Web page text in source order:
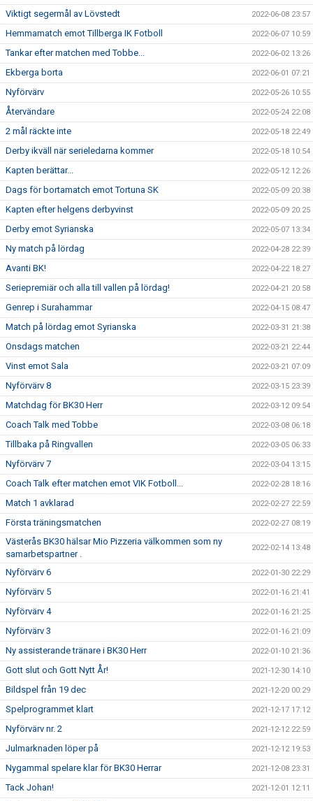
Viktigt segermål av Lövstedt 2022-06-08 23:57
Hemmamatch emot Tillberga IK Fotboll 2022-06-07 10:59
Tankar efter matchen med Tobbe... 2022-06-02 13:26
Ekberga borta 2022-06-01 07:21
Nyförvärv 2022-05-26 10:55
Återvändare 2022-05-24 22:08
2 mål räckte inte 2022-05-18 22:49
Derby ikväll när serieledarna kommer 2022-05-18 10:54
Kapten berättar... 2022-05-12 12:26
Dags för bortamatch emot Tortuna SK 2022-05-09 20:38
Kapten efter helgens derbyvinst 2022-05-09 20:25
Derby emot Syrianska 2022-05-07 13:34
Ny match på lördag 2022-04-28 22:39
Avanti BK! 2022-04-22 18:27
Seriepremiär och alla till vallen på lördag! 2022-04-21 20:58
Genrep i Surahammar 2022-04-15 08:47
Match på lördag emot Syrianska 2022-03-31 21:38
Onsdags matchen 2022-03-21 22:44
Vinst emot Sala 2022-03-21 07:09
Nyförvärv 8 2022-03-15 23:39
Matchdag för BK30 Herr 2022-03-12 09:54
Coach Talk med Tobbe 2022-03-08 06:18
Tillbaka på Ringvallen 2022-03-05 06:33
Nyförvärv 7 2022-03-04 13:15
Coach Talk efter matchen emot VIK Fotboll... 2022-02-28 18:16
Match 1 avklarad 2022-02-27 22:59
Första träningsmatchen 2022-02-27 08:19
Västerås BK30 hälsar Mio Pizzeria välkommen som ny
samarbetspartner .
2022-02-14 13:48
Nyförvärv 6 2022-01-30 22:29
Nyförvärv 5 2022-01-16 21:41
Nyförvärv 4 2022-01-16 21:25
Nyförvärv 3 2022-01-16 21:09
Ny assisterande tränare i BK30 Herr 2022-01-10 21:36
Gott slut och Gott Nytt År! 2021-12-30 14:10
Bildspel från 19 dec 2021-12-20 00:29
Spelprogrammet klart 2021-12-17 17:12
Nyförvärv nr. 2 2021-12-12 22:59
Julmarknaden löper på 2021-12-12 19:53
Nygammal spelare klar för BK30 Herrar 2021-12-08 23:31
Tack Johan! 2021-12-01 12:11